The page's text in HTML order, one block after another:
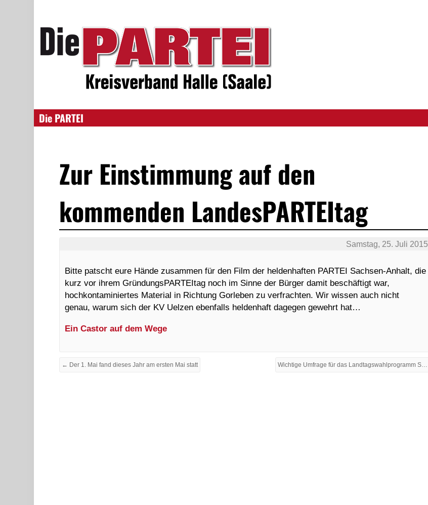
Die PARTEI
Zur Einstimmung auf den
kommenden LandesPARTEItag
Samstag, 25. Juli 2015
Bitte patscht eure Hände zusammen für den Film der heldenhaften PARTEI Sachsen-Anhalt, die
kurz vor ihrem GründungsPARTEItag noch im Sinne der Bürger damit beschäftigt war,
hochkontaminiertes Material in Richtung Gorleben zu verfrachten. Wir wissen auch nicht
genau, warum sich der KV Uelzen ebenfalls heldenhaft dagegen gewehrt hat…
Ein Castor auf dem Wege
← Der 1. Mai fand dieses Jahr am ersten Mai statt Wichtige Umfrage für das Landtagswahlprogramm Sachsen-Anhalt →